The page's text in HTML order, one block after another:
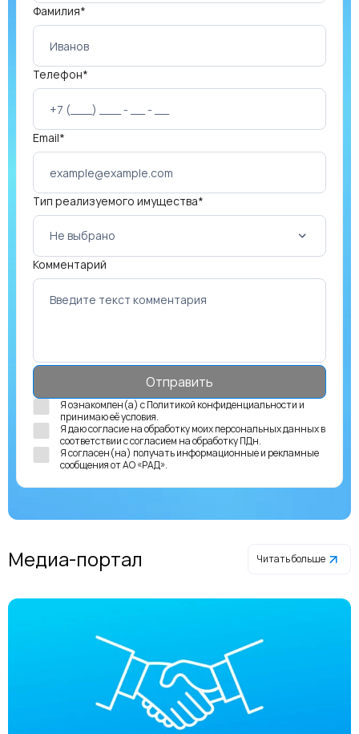
Фамилия*
Телефон*
Email*
Тип реализуемого имущества*
Не выбрано
Комментарий
Я ознакомлен(а) сПолитикой конфиденциальности и
принимаю её условия.
Я даю согласие на обработку моих персональных данных в
соответствии ссогласием на обработку ПДн.
Я согласен(на) получатьинформационные и рекламные
сообщенияот АО «РАД».
Медиа-портал Читать больше